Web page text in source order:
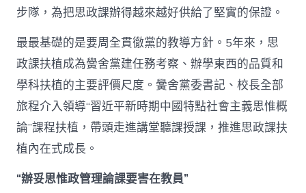
步隊，為把思政課辦得越來越好供給了堅實的保證。
最最基礎的是要周全貫徹黨的教導方針。5年來，思
政課扶植成為黌舍黨建任務考察、辦學東西的品質和
學科扶植的主要評價尺度。黌舍黨委書記、校長全部
旅程介入領導“習近平新時期中國特點社會主義思惟概
論”課程扶植，帶頭走進講堂聽課授課，推進思政課扶
植內在式成長。
“辦妥思惟政管理論課要害在教員”